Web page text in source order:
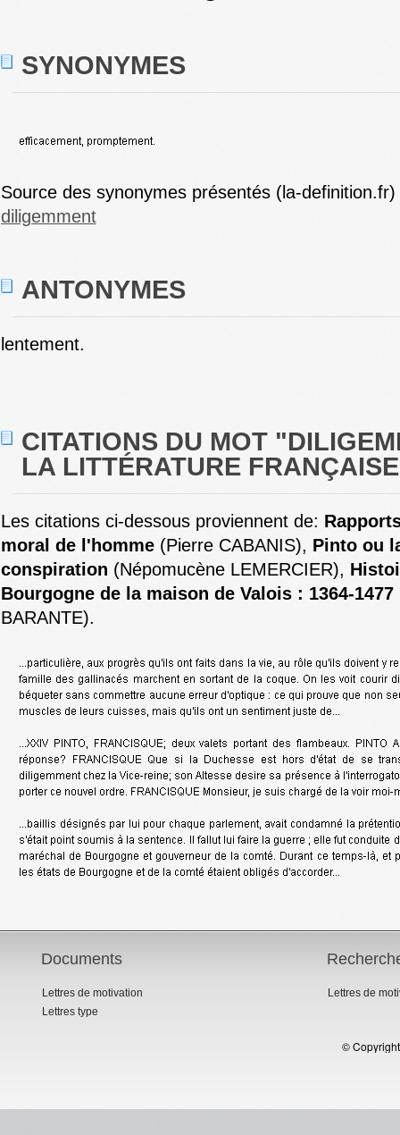
SYNONYMES
Source des synonymes présentés (la-
diligemment
ANTONYMES
lentement.
CITATIONS DU MOT
LA LITTÉRATURE
Les citations ci-dessous proviennent de:
moral de l'homme(Pierre CABANIS), Pinto ou
conspiration (Népomucène LEMERCIER),
Bourgogne de la maison de Valois : 1364-1477
BARANTE).
Documents
Lettres de motivation
Lettres type
Lettres de
©